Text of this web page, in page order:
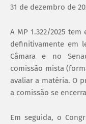
31 de dezembro de
A MP 1.322/2025
definitivamente em
Câmara e no
comissão mista
avaliar a matéria. O
a comissão se
Em seguida, o